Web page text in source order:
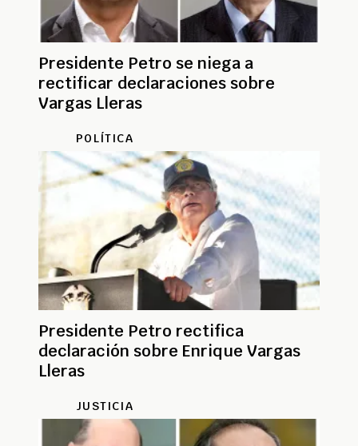
Presidente Petro se niega a
rectificar declaraciones sobre
Vargas Lleras
POLÍTICA
Presidente Petro rectifica
declaración sobre Enrique Vargas
Lleras
JUSTICIA